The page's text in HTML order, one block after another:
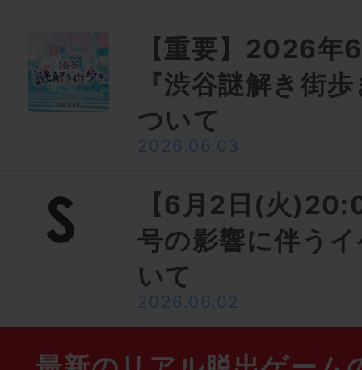
【重要】2026
『渋谷謎解き街
ついて
2026.06.03
【6月2日(火
号の影響に伴う
いて
2026.06.02